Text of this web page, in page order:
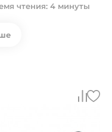
чтения: 4 минуты